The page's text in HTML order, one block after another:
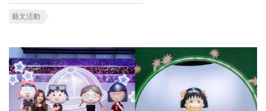
藝文活動